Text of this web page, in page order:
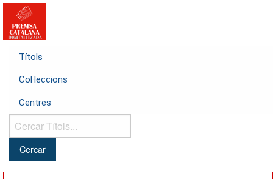
Títols
Col·leccions
Centres
Cercar
Títols...